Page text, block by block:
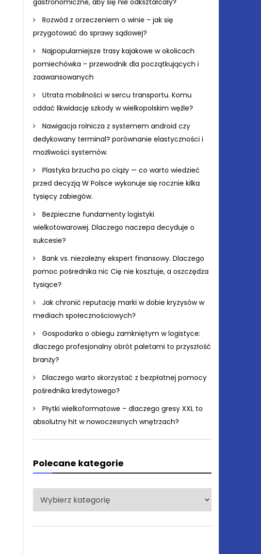
Rozwód z orzeczeniem o winie – jak się
przygotować do sprawy sądowej?
Najpopularniejsze trasy kajakowe w okolicach
pomiechówka – przewodnik dla początkujących i
zaawansowanych
Utrata mobilności w sercu transportu. Komu
oddać likwidację szkody w wielkopolskim węźle?
Nawigacja rolnicza z systemem android czy
dedykowany terminal? porównanie elastyczności i
możliwości systemów.
Plastyka brzucha po ciąży — co warto wiedzieć
przed decyzją W Polsce wykonuje się rocznie kilka
tysięcy zabiegów.
Bezpieczne fundamenty logistyki
wielkotowarowej. Dlaczego naczepa decyduje o
sukcesie?
Bank vs. niezależny ekspert finansowy. Dlaczego
pomoc pośrednika nic Cię nie kosztuje, a oszczędza
tysiące?
Jak chronić reputację marki w dobie kryzysów w
mediach społecznościowych?
Gospodarka o obiegu zamkniętym w logistyce:
dlaczego profesjonalny obrót paletami to przyszłość
branży?
Dlaczego warto skorzystać z bezpłatnej pomocy
pośrednika kredytowego?
Płytki wielkoformatowe – dlaczego gresy XXL to
absolutny hit w nowoczesnych wnętrzach?
Polecane kategorie
Polecane
kategorie